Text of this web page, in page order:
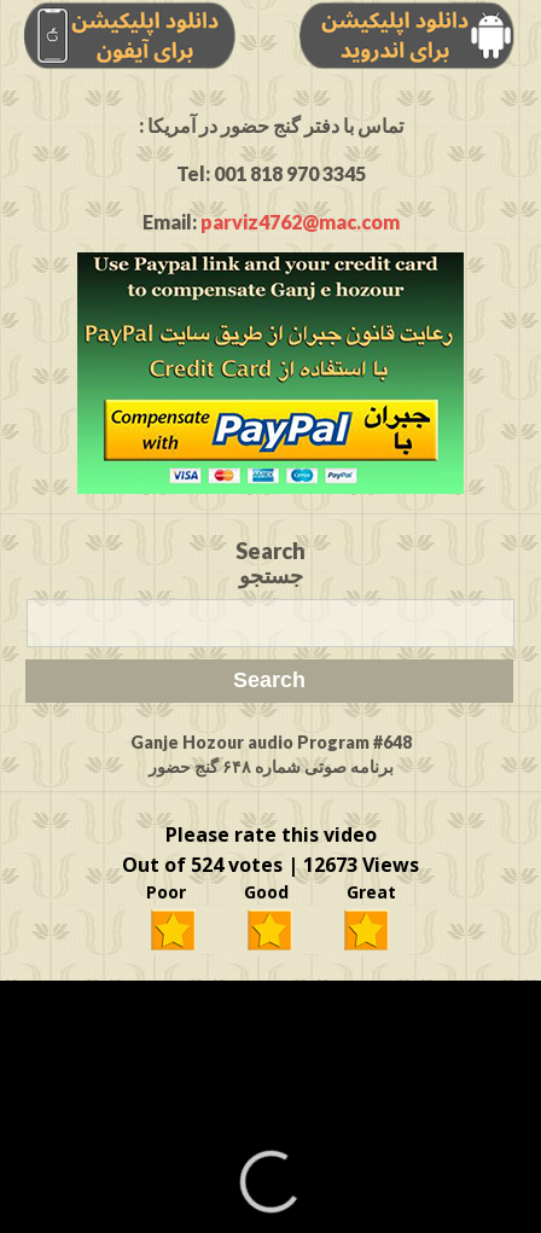
: تماس با دفتر گنج حضور در آمریکا
Tel: 001 818 970 3345
Email:parviz4762@mac.com
Search
جستجو
Ganje Hozour audio Program #648
برنامه صوتی شماره ۶۴۸ گنج حضور
Please rate this video
Out of 524 votes | 12673 Views
Poor Good Great